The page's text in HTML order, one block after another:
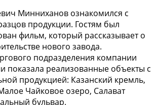
Минниханов ознакомился с
продукции. Гостям был
фильм, который рассказывает о
нового завода.
подразделения компании
показала реализованные объекты с
продукцией: Казанский кремль,
Чайковое озеро, Салават
бульвар.